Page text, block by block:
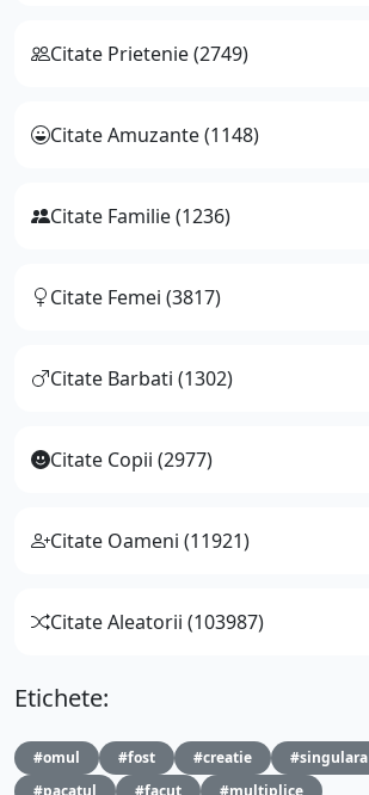
Citate Prietenie (2749)
Citate Amuzante (1148)
Citate Familie (1236)
Citate Femei (3817)
Citate Barbati (1302)
Citate Copii (2977)
Citate Oameni (11921)
Citate Aleatorii (103987)
Etichete:
#omul #fost #creatie #singulara
#pacatul
#facut #multiplice